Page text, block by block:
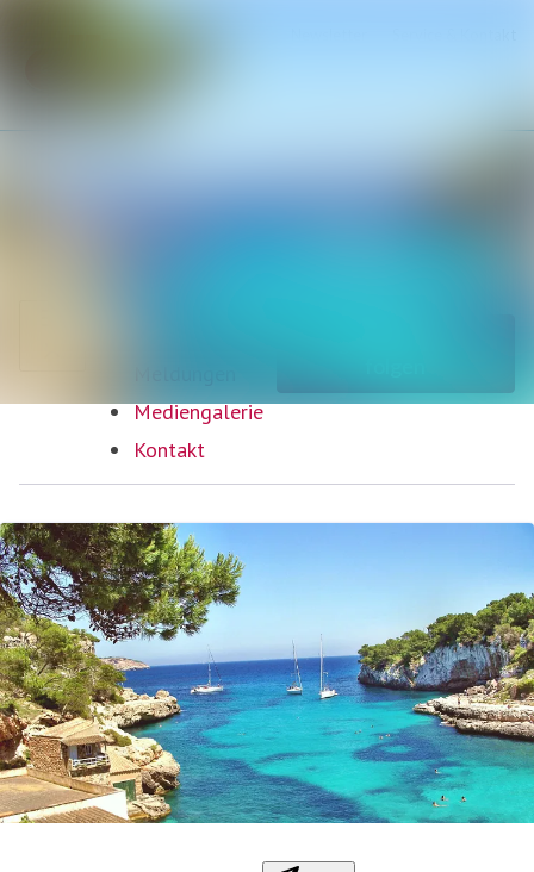
Mediengalerie
Kontakt